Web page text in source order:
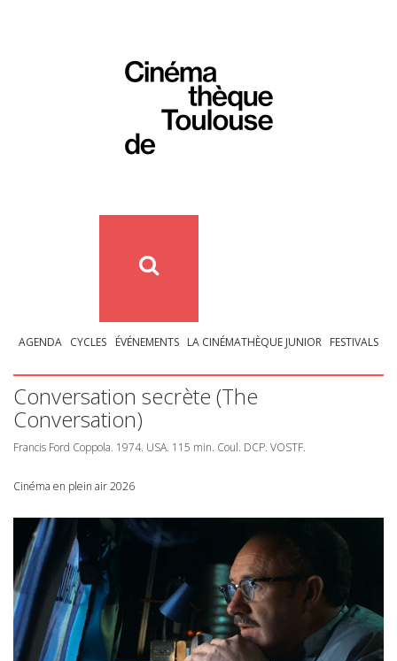
AGENDA CYCLES ÉVÉNEMENTS LA CINÉMATHÈQUE JUNIOR FESTIVALS
Conversation secrète (The
Conversation)
Francis Ford Coppola. 1974. USA. 115 min. Coul. DCP. VOSTF.
Cinéma en plein air 2026